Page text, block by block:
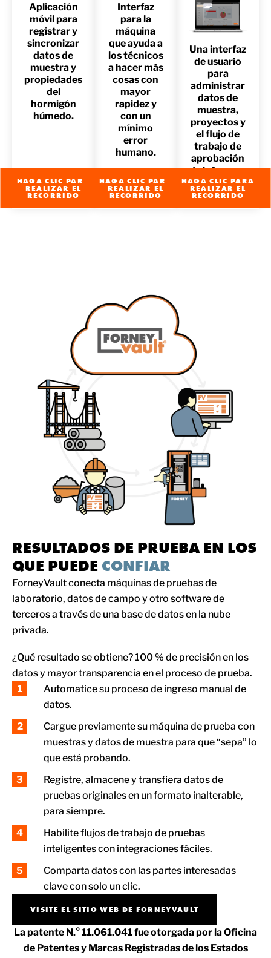
Aplicación
móvil para
registrar y
sincronizar
datos de
muestra y
propiedades
del
hormigón
húmedo.
HAGA CLIC PARA
REALIZAR EL
RECORRIDO
Interfaz
para la
máquina
que ayuda a
los técnicos
a hacer más
cosas con
mayor
rapidez y
con un
mínimo
error
humano.
HAGA CLIC PARA
REALIZAR EL
RECORRIDO
Una interfaz
de usuario
para
administrar
datos de
muestra,
proyectos y
el flujo de
trabajo de
aprobación
de informes.
HAGA CLIC PARA
REALIZAR EL
RECORRIDO
RESULTADOS DE PRUEBA EN LOS
QUE PUEDE CONFIAR
ForneyVaultconecta máquinas de pruebas de
laboratorio, datos de campo y otro software de
terceros a través de una base de datos en la nube
privada.
¿Qué resultado se obtiene? 100 % de precisión en los
datos y mayor transparencia en el proceso de prueba.
Automatice su proceso de ingreso manual de
datos.
Cargue previamente su máquina de prueba con
muestras y datos de muestra para que “sepa” lo
que está probando.
Registre, almacene y transfiera datos de
pruebas originales en un formato inalterable,
para siempre.
Habilite flujos de trabajo de pruebas
inteligentes con integraciones fáciles.
Comparta datos con las partes interesadas
clave con solo un clic.
VISITE EL SITIO WEB DE FORNEYVAULT
La patente N.° 11.061.041 fue otorgada por la Oficina
de Patentes y Marcas Registradas de los Estados